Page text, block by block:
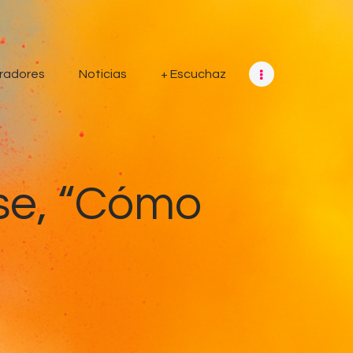
Noticias + Escuchaz
“Cómo